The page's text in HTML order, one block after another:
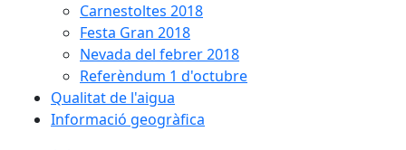
Carnestoltes 2018
Festa Gran 2018
Nevada del febrer 2018
Referèndum 1 d'octubre
Qualitat de l'aigua
Informació geogràfica